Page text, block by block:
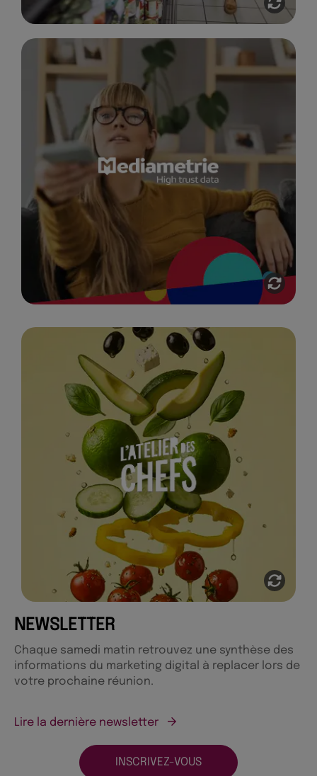
MÉDIAMÉTRIE
Accompagnement global de l’agence
RnD pour Médiamétrie dans la refonte
UX/UI complète de son site, de la
création d’un Design System centralisé
à une stratégie d’optimisation SEO /
Voir l'étude de cas
ACCULTURATION IA :
COMMENT L’ATELIER DES
CHEFS TRANSFORME SES
USAGES MÉTIER
En 2026, l'Atelier des Chefs fait le pari
de l'IA avec RnD : un programme
complet mêlant acculturation globale,
ateliers et mise en place d'une IA
Squad dédiée pour transformer des
cas d'usage concrets en leviers de
croissance sécurisés.
Voir l'étude de cas
NEWSLETTER
Chaque samedi matin retrouvez une synthèse des
informations du marketing digital à replacer lors de
votre prochaine réunion.
Lire la dernière newsletter
INSCRIVEZ-VOUS